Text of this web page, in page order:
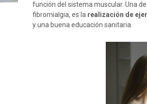
función del sistema muscular. Una
fibromialgia, es la realización de
y una buena educación sanitaria.